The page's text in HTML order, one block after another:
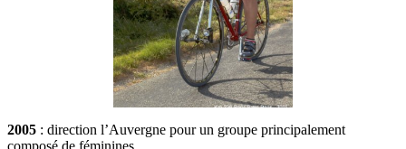
2005 : direction l’Auvergne pour un groupe principalement
composé de féminines.